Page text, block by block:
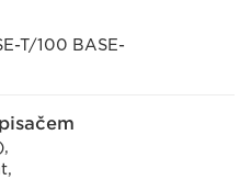
T/100 BASE-